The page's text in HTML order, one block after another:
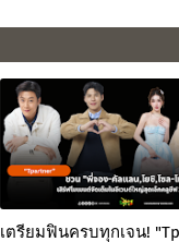
เตรียมฟินครบทุกเจน!